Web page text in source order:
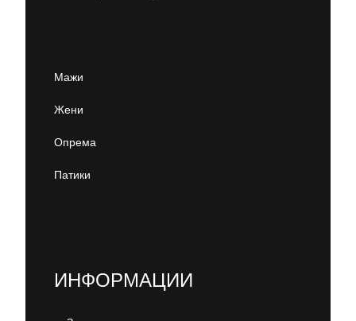
Мажи
Жени
Опрема
Патики
ИНФОРМАЦИИ